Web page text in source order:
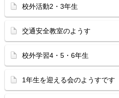
校外活動2・3年生
交通安全教室のようす
校外学習4・5・6年生
1年生を迎える会のようすです